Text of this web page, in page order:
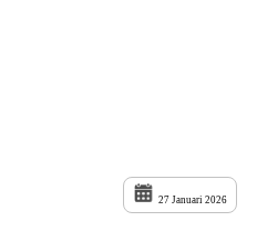
27 Januari 2026